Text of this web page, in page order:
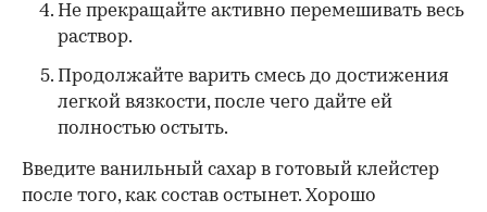
Не прекращайте активно перемешивать весь
раствор.
Продолжайте варить смесь до достижения
легкой вязкости, после чего дайте ей
полностью остыть.
Введите ванильный сахар в готовый клейстер
после того, как состав остынет. Хорошо